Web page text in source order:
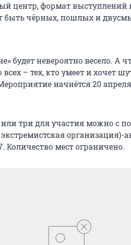
центр, формат выступлений
быть чёрных, пошлых и
будет невероятно весело. А
– тех, кто умеет и хочет
начнётся 20 апреля
или три для участия можно с
организация)-
Количество мест ограничено.